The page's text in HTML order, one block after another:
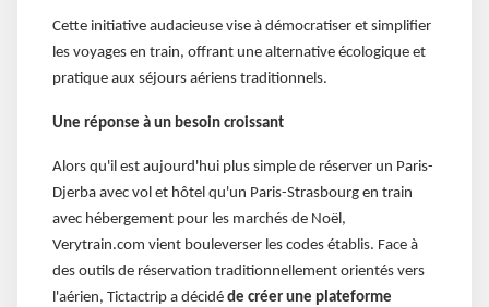
Cette initiative audacieuse vise à démocratiser et simplifier
les voyages en train, offrant une alternative écologique et
pratique aux séjours aériens traditionnels.
Une réponse à un besoin croissant
Alors qu'il est aujourd'hui plus simple de réserver un Paris-
Djerba avec vol et hôtel qu'un Paris-Strasbourg en train
avec hébergement pour les marchés de Noël,
Verytrain.com vient bouleverser les codes établis. Face à
des outils de réservation traditionnellement orientés vers
l'aérien, Tictactrip a décidé de créer une plateforme